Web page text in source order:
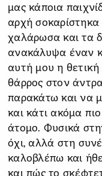
μας κάποια
αρχή σοκαρίστηκα
χαλάρωσα και τα
ανακάλυψα έναν
αυτή μου η
θάρρος στον
παρακάτω και να
και κάτι ακόμα
άτομο. Φυσικά
όχι, αλλά στη
καλοβλέπω και